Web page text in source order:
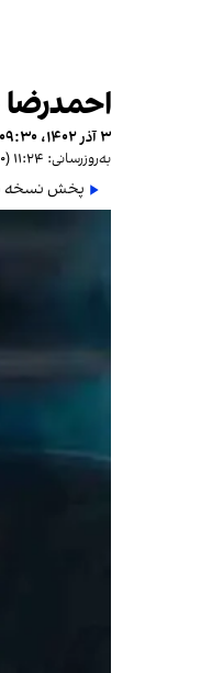
۳ آذر ۱۴۰۲، ۰۹:۳۰ (‎+۰ گرینویچ)
به‌روزرسانی: ۱۱:۲۴ (‎+۰ گرینویچ)
پخش نسخه